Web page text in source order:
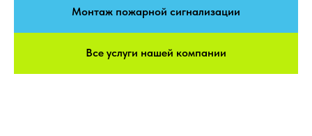
Монтаж пожарной сигнализации
Все услуги нашей компании